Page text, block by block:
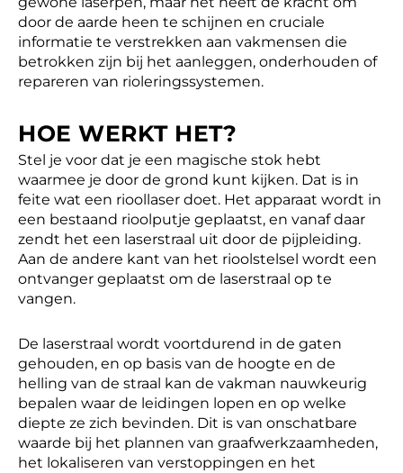
door de aarde heen te schijnen en cruciale
informatie te verstrekken aan vakmensen die
betrokken zijn bij het aanleggen, onderhouden of
repareren van rioleringssystemen.
HOE WERKT HET?
Stel je voor dat je een magische stok hebt
waarmee je door de grond kunt kijken. Dat is in
feite wat een rioollaser doet. Het apparaat wordt in
een bestaand rioolputje geplaatst, en vanaf daar
zendt het een laserstraal uit door de pijpleiding.
Aan de andere kant van het rioolstelsel wordt een
ontvanger geplaatst om de laserstraal op te
vangen.
De laserstraal wordt voortdurend in de gaten
gehouden, en op basis van de hoogte en de
helling van de straal kan de vakman nauwkeurig
bepalen waar de leidingen lopen en op welke
diepte ze zich bevinden. Dit is van onschatbare
waarde bij het plannen van graafwerkzaamheden,
het lokaliseren van verstoppingen en het